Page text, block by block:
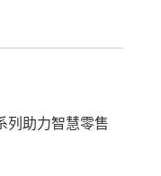
列助力智慧零售